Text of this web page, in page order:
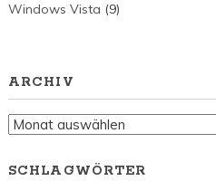
Windows Vista (9)
ARCHIV
Archiv
SCHLAGWÖRTER